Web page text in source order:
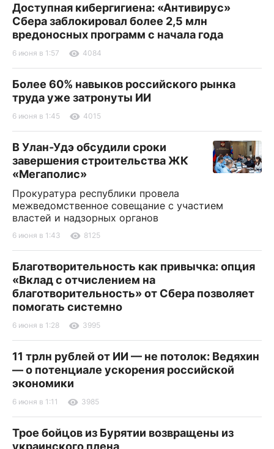
Доступная кибергигиена: «Антивирус»
Сбера заблокировал более 2,5 млн
вредоносных программ с начала года
6 июня в 1:57 4084
Более 60% навыков российского рынка
труда уже затронуты ИИ
6 июня в 1:45 4015
В Улан-Удэ обсудили сроки
завершения строительства ЖК
«Мегаполис»
Прокуратура республики провела
межведомственное совещание с участием
властей и надзорных органов
6 июня в 1:43 8125
Благотворительность как привычка: опция
«Вклад с отчислением на
благотворительность» от Сбера позволяет
помогать системно
6 июня в 1:28 3995
11 трлн рублей от ИИ — не потолок: Ведяхин
— о потенциале ускорения российской
экономики
6 июня в 1:11 3985
Трое бойцов из Бурятии возвращены из
украинского плена